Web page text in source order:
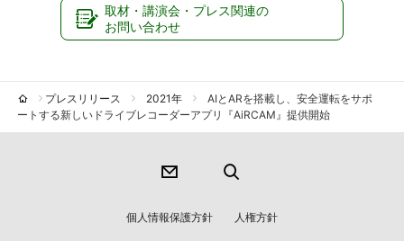
取材・講演会・プレス関連の
お問い合わせ
プレスリリース 2021年
AIとARを搭載し、安全運転をサポ
ートする新しいドライブレコーダーアプリ『AiRCAM』提供開始
個人情報保護方針 人権方針